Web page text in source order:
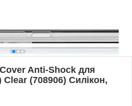
Anti-Shock для
(708906) Силікон,